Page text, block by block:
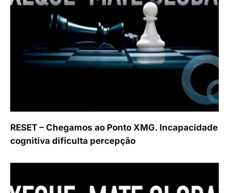
RESET – Chegamos ao Ponto XMG. Incapacidade
cognitiva dificulta percepção